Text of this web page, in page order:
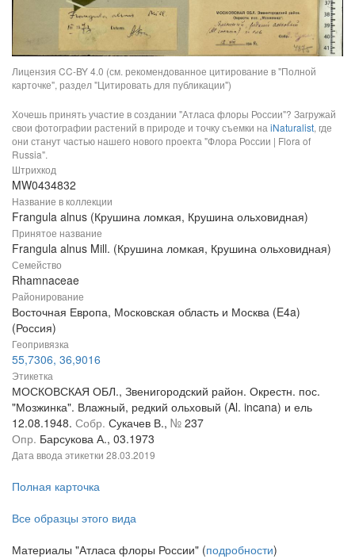
Лицензия CC-BY 4.0 (см. рекомендованное цитирование в "Полной
карточке", раздел "Цитировать для публикации")
Хочешь принять участие в создании "Атласа флоры России"? Загружай
свои фотографии растений в природе и точку съемки на iNaturalist, где
они станут частью нашего нового проекта "Флора России | Flora of
Russia".
Штрихкод
MW0434832
Название в коллекции
Frangula alnus (Крушина ломкая, Крушина ольховидная)
Принятое название
Frangula alnus Mill. (Крушина ломкая, Крушина ольховидная)
Семейство
Rhamnaceae
Районирование
Восточная Европа, Московская область и Москва (E4a)
(Россия)
Геопривязка
55,7306, 36,9016
Этикетка
МОСКОВСКАЯ ОБЛ., Звенигородский район. Окрестн. пос.
"Мозжинка". Влажный, редкий ольховый (Al. incana) и ель
12.08.1948. Собр. Сукачев В., № 237
Опр. Барсукова А., 03.1973
Дата ввода этикетки 28.03.2019
Полная карточка
Все образцы этого вида
Материалы "Атласа флоры России" (подробности)